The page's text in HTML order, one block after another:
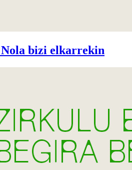
Nola bizi elkarrekin